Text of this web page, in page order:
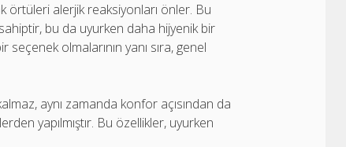
örtüleri alerjik reaksiyonları önler. Bu
bu da uyurken daha hijyenik bir
olmalarının yanı sıra, genel
aynı zamanda konfor açısından da
yapılmıştır. Bu özellikler, uyurken